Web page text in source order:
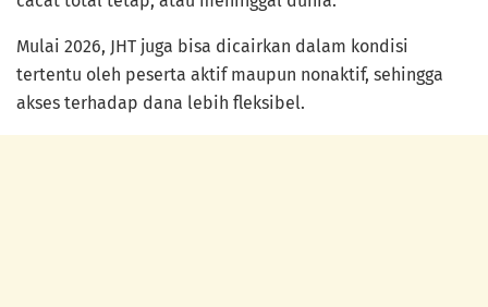
Mulai 2026, JHT juga bisa dicairkan dalam kondisi
tertentu oleh peserta aktif maupun nonaktif, sehingga
akses terhadap dana lebih fleksibel.